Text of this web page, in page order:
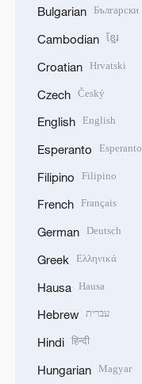
Bulgarian Български
Cambodian ខ្មែរ
Croatian Hrvatski
Czech Český
English English
Esperanto Esperanto
Filipino Filipino
French Français
German Deutsch
Greek Ελληνικά
Hausa Hausa
Hebrew עברית
Hindi हिन्दी
Hungarian Magyar